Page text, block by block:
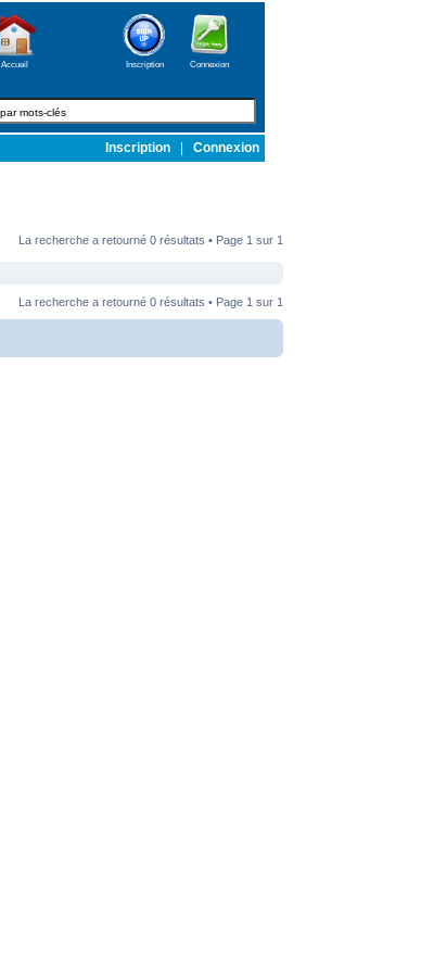
Accueil Inscription Connexion
Inscription Connexion
La recherche a retourné 0 résultats • Page 1 sur 1
La recherche a retourné 0 résultats • Page 1 sur 1